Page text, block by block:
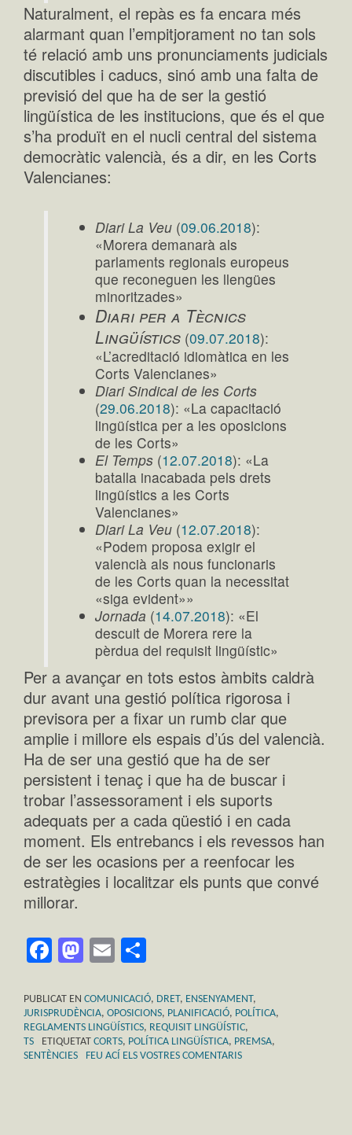
Naturalment, el repàs es fa encara més
alarmant quan l’empitjorament no tan sols
té relació amb uns pronunciaments judicials
discutibles i caducs, sinó amb una falta de
previsió del que ha de ser la gestió
lingüística de les institucions, que és el que
s’ha produït en el nucli central del sistema
democràtic valencià, és a dir, en les Corts
Valencianes:
Diari La Veu (09.06.2018):
«Morera demanarà als
parlaments regionals europeus
que reconeguen les llengües
minoritzades»
Diari per a Tècnics
Lingüístics (09.07.2018):
«L’acreditació idiomàtica en les
Corts Valencianes»
Diari Sindical de les Corts
(29.06.2018): «La capacitació
lingüística per a les oposicions
de les Corts»
El Temps (12.07.2018): «La
batalla inacabada pels drets
lingüístics a les Corts
Valencianes»
Diari La Veu (12.07.2018):
«Podem proposa exigir el
valencià als nous funcionaris
de les Corts quan la necessitat
«siga evident»»
Jornada (14.07.2018): «El
descuit de Morera rere la
pèrdua del requisit lingüístic»
Per a avançar en tots estos àmbits caldrà
dur avant una gestió política rigorosa i
previsora per a fixar un rumb clar que
amplie i millore els espais d’ús del valencià.
Ha de ser una gestió que ha de ser
persistent i tenaç i que ha de buscar i
trobar l’assessorament i els suports
adequats per a cada qüestió i en cada
moment. Els entrebancs i els revessos han
de ser les ocasions per a reenfocar les
estratègies i localitzar els punts que convé
millorar.
Facebook
Mastodon
Email
PUBLICAT EN COMUNICACIÓ, DRET, ENSENYAMENT,
JURISPRUDÈNCIA, OPOSICIONS, PLANIFICACIÓ, POLÍTICA,
REGLAMENTS LINGÜÍSTICS, REQUISIT LINGÜÍSTIC,
TS
ETIQUETAT CORTS, POLÍTICA LINGÜÍSTICA, PREMSA,
SENTÈNCIES
FEU ACÍ ELS VOSTRES COMENTARIS